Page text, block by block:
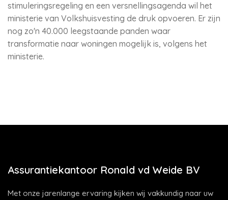
stimuleringsregeling en een versnellingsagenda wil het
ministerie van Volkshuisvesting de druk opvoeren. Er zijn
nog zo'n 40.000 leegstaande panden waar
transformatie naar woningen mogelijk is, volgens het
ministerie.
Assurantiekantoor Ronald vd Weide BV
Met onze jarenlange ervaring kijken wij vakkundig naar uw